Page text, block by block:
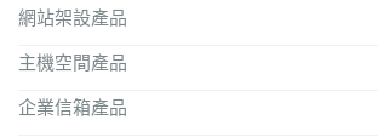
網站架設產品
主機空間產品
企業信箱產品